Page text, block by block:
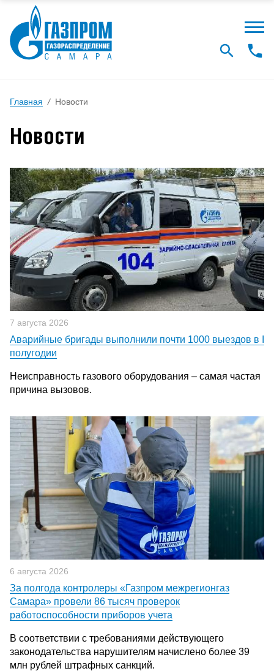
Главная / Новости
Новости
7 августа 2026
Аварийные бригады выполнили почти 1000 выездов в I
полугодии
Неисправность газового оборудования – самая частая
причина вызовов.
6 августа 2026
За полгода контролеры «Газпром межрегионгаз
Самара» провели 86 тысяч проверок
работоспособности приборов учета
В соответствии с требованиями действующего
законодательства нарушителям начислено более 39
млн рублей штрафных санкций.